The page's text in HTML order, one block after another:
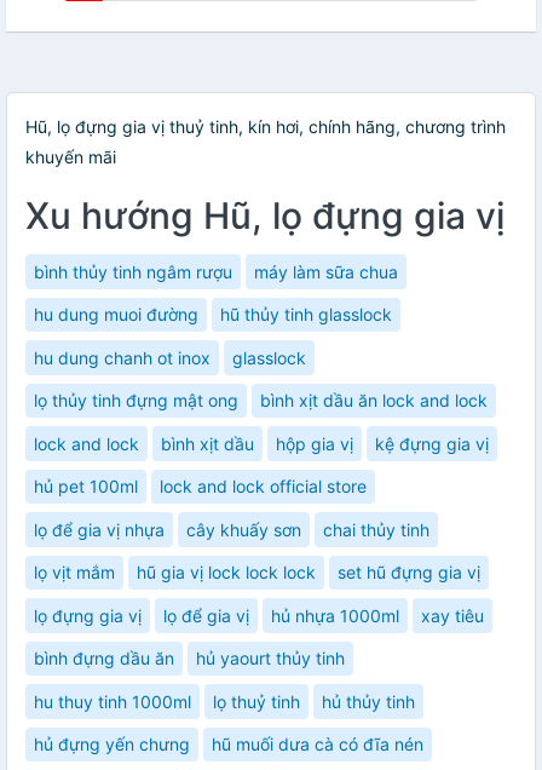
Hũ, lọ đựng gia vị thuỷ tinh, kín hơi, chính hãng, chương trình
khuyến mãi
Xu hướng Hũ, lọ đựng gia vị
bình thủy tinh ngâm rượu máy làm sữa chua
hu dung muoi đường hũ thủy tinh glasslock
hu dung chanh ot inox glasslock
lọ thủy tinh đựng mật ong bình xịt dầu ăn lock and lock
lock and lock bình xịt dầu hộp gia vị kệ đựng gia vị
hủ pet 100ml lock and lock official store
lọ để gia vị nhựa cây khuấy sơn chai thủy tinh
lọ vịt mắm hũ gia vị lock lock lock set hũ đựng gia vị
lọ đựng gia vị lọ để gia vị hủ nhựa 1000ml xay tiêu
bình đựng dầu ăn hủ yaourt thủy tinh
hu thuy tinh 1000ml lọ thuỷ tinh hủ thủy tinh
hủ đựng yến chưng hũ muối dưa cà có đĩa nén